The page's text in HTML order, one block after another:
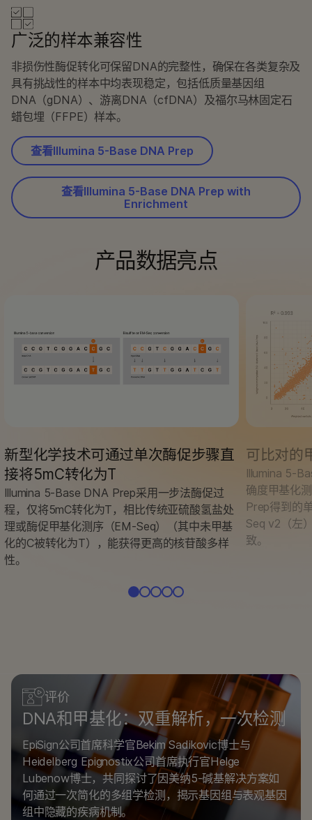
广泛的样本兼容性
非损伤性酶促转化可保留DNA的完整性，确保在各类复杂及
具有挑战性的样本中均表现稳定，包括低质量基因组
DNA（gDNA）、游离DNA（cfDNA）及福尔马林固定石
蜡包埋（FFPE）样本。
查看Illumina 5-Base DNA Prep
查看Illumina 5-Base DNA Prep with
Enrichment
产品数据亮点
新型化学技术可通过单次酶促步骤直
接将5mC转化为T
Illumina 5-Base DNA Prep采用一步法酶促过
程，仅将5mC转化为T，相比传统亚硫酸氢盐处
理或酶促甲基化测序（EM-Seq）（其中未甲基
化的C被转化为T），能获得更高的核苷酸多样
性。
可比对的
Illumina 5-
确度甲基化
Prep得到的
Seq v2（左
致。
评价
DNA和甲基化：双重解析，一次检测
EpiSign公司首席科学官Bekim Sadikovic博士与
Heidelberg Epignostix公司首席执行官Helge
Lubenow博士，共同探讨了因美纳5-碱基解决方案如
何通过一次简化的多组学检测，揭示基因组与表观基因
组中隐藏的疾病机制。